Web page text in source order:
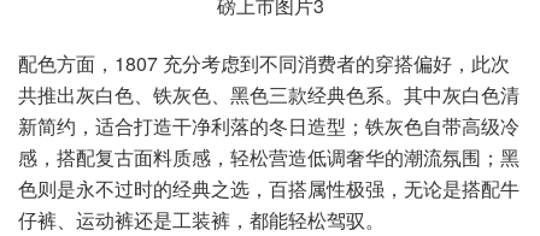
配色方面，1807 充分考虑到不同消费者的穿搭偏好，此次
共推出灰白色、铁灰色、黑色三款经典色系。其中灰白色清
新简约，适合打造干净利落的冬日造型；铁灰色自带高级冷
感，搭配复古面料质感，轻松营造低调奢华的潮流氛围；黑
色则是永不过时的经典之选，百搭属性极强，无论是搭配牛
仔裤、运动裤还是工装裤，都能轻松驾驭。